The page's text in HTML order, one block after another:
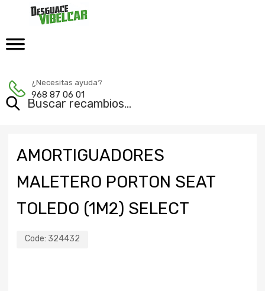
¿Necesitas ayuda?
968 87 06 01
AMORTIGUADORES
MALETERO PORTON SEAT
TOLEDO (1M2) SELECT
Code: 324432